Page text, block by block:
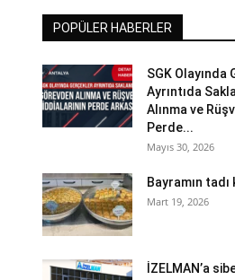
POPÜLER HABERLER
SGK Olayında
Ayrıntıda
Alınma ve
Perde...
Mayıs 30, 2026
Bayramın tadı
Mart 19, 2026
İZELMAN’a